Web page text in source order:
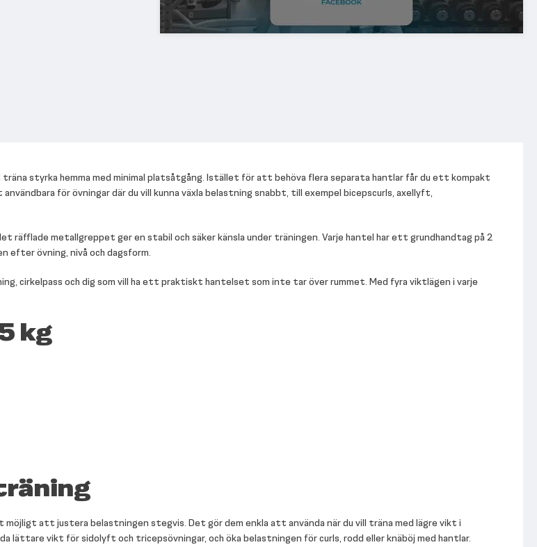
styrka hemma med minimal platsåtgång. Istället för att behöva flera separata hantlar får du ett kompakt
för övningar där du vill kunna växla belastning snabbt, till exempel bicepscurls, axellyft,
metallgreppet ger en stabil och säker känsla under träningen. Varje hantel har ett grundhandtag på 2
efter övning, nivå och dagsform.
cirkelpass och dig som vill ha ett praktiskt hantelset som inte tar över rummet. Med fyra viktlägen i varje
kg
möjligt att justera belastningen stegvis. Det gör dem enkla att använda när du vill träna med lägre vikt i
lättare vikt för sidolyft och tricepsövningar, och öka belastningen för curls, rodd eller knäböj med hantlar.